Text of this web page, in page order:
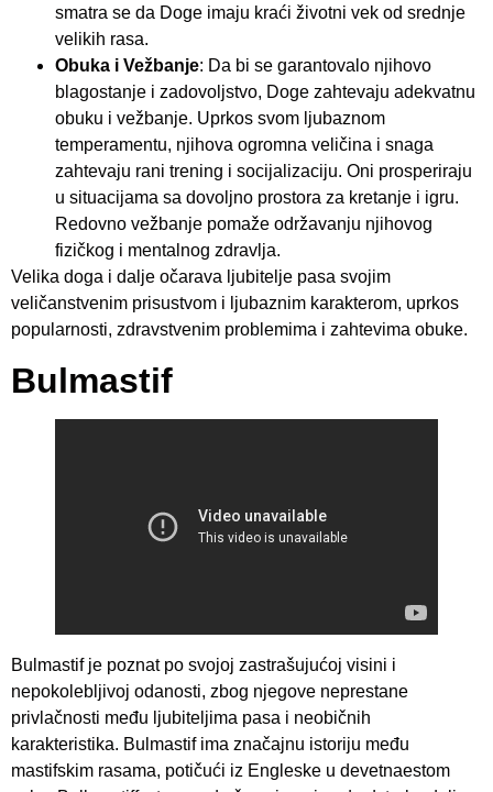
smatra se da Doge imaju kraći životni vek od srednje
velikih rasa.
Obuka i Vežbanje: Da bi se garantovalo njihovo
blagostanje i zadovoljstvo, Doge zahtevaju adekvatnu
obuku i vežbanje. Uprkos svom ljubaznom
temperamentu, njihova ogromna veličina i snaga
zahtevaju rani trening i socijalizaciju. Oni prosperiraju
u situacijama sa dovoljno prostora za kretanje i igru.
Redovno vežbanje pomaže održavanju njihovog
fizičkog i mentalnog zdravlja.
Velika doga i dalje očarava ljubitelje pasa svojim
veličanstvenim prisustvom i ljubaznim karakterom, uprkos
popularnosti, zdravstvenim problemima i zahtevima obuke.
Bulmastif
Bulmastif je poznat po svojoj zastrašujućoj visini i
nepokolebljivoj odanosti, zbog njegove neprestane
privlačnosti među ljubiteljima pasa i neobičnih
karakteristika. Bulmastif ima značajnu istoriju među
mastifskim rasama, potičući iz Engleske u devetnaestom